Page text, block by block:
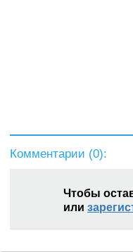
Комментарии (0):
Чтобы
или